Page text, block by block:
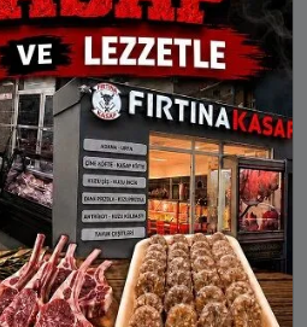
Çeltik Cihanbeyli
Derebucak Doğanhisar
Güneysınır Hadim
Ilgın Kadınhanı
Kulu Meram
Seydişehir Taşkent
Yalıhüyük Yunak